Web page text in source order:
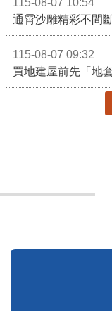
115-08-07 10:54
115-08-07 09:32